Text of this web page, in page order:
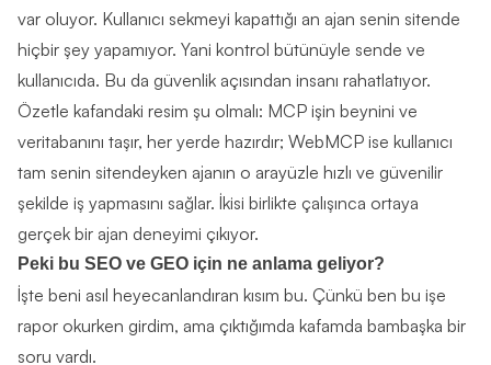
var oluyor. Kullanıcı sekmeyi kapattığı an ajan senin sitende
hiçbir şey yapamıyor. Yani kontrol bütünüyle sende ve
kullanıcıda. Bu da güvenlik açısından insanı rahatlatıyor.
Özetle kafandaki resim şu olmalı: MCP işin beynini ve
veritabanını taşır, her yerde hazırdır; WebMCP ise kullanıcı
tam senin sitendeyken ajanın o arayüzle hızlı ve güvenilir
şekilde iş yapmasını sağlar. İkisi birlikte çalışınca ortaya
gerçek bir ajan deneyimi çıkıyor.
Peki bu SEO ve GEO için ne anlama geliyor?
İşte beni asıl heyecanlandıran kısım bu. Çünkü ben bu işe
rapor okurken girdim, ama çıktığımda kafamda bambaşka bir
soru vardı.